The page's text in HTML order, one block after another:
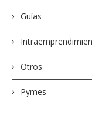
Guías
Otros
Pymes